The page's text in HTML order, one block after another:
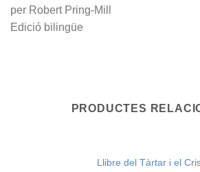
per Robert Pring-Mill
Edició bilingüe
PRODUCTES
Llibre del Tàrtar i el